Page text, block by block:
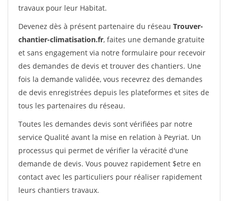
travaux pour leur Habitat.
Devenez dès à présent partenaire du réseau Trouver-
chantier-climatisation.fr, faites une demande gratuite
et sans engagement via notre formulaire pour recevoir
des demandes de devis et trouver des chantiers. Une
fois la demande validée, vous recevrez des demandes
de devis enregistrées depuis les plateformes et sites de
tous les partenaires du réseau.
Toutes les demandes devis sont vérifiées par notre
service Qualité avant la mise en relation à Peyriat. Un
processus qui permet de vérifier la véracité d'une
demande de devis. Vous pouvez rapidement $etre en
contact avec les particuliers pour réaliser rapidement
leurs chantiers travaux.